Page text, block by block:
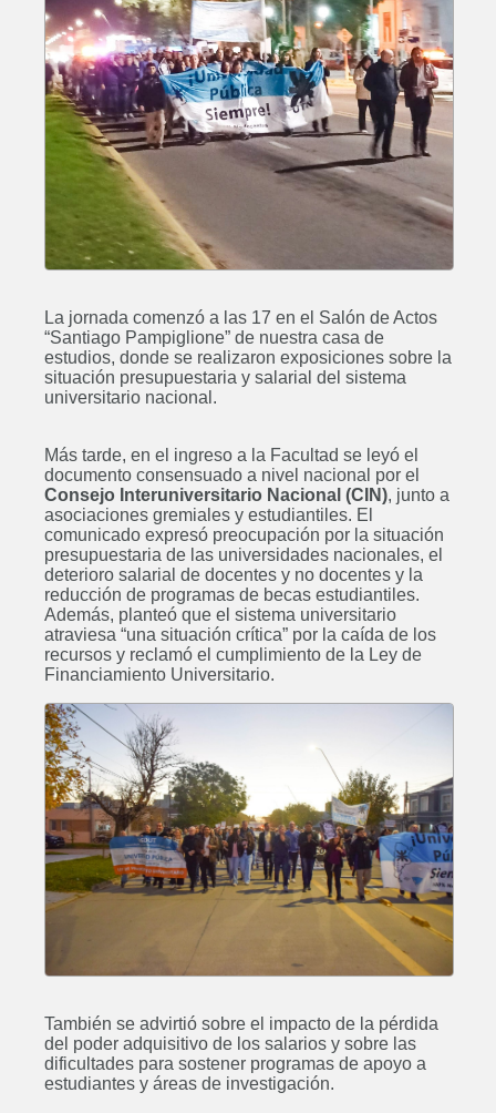
La jornada comenzó a las 17 en el Salón de Actos
“Santiago Pampiglione” de nuestra casa de
estudios, donde se realizaron exposiciones sobre la
situación presupuestaria y salarial del sistema
universitario nacional.
Más tarde, en el ingreso a la Facultad se leyó el
documento consensuado a nivel nacional por el
Consejo Interuniversitario Nacional (CIN), junto a
asociaciones gremiales y estudiantiles. El
comunicado expresó preocupación por la situación
presupuestaria de las universidades nacionales, el
deterioro salarial de docentes y no docentes y la
reducción de programas de becas estudiantiles.
Además, planteó que el sistema universitario
atraviesa “una situación crítica” por la caída de los
recursos y reclamó el cumplimiento de la Ley de
Financiamiento Universitario.
También se advirtió sobre el impacto de la pérdida
del poder adquisitivo de los salarios y sobre las
dificultades para sostener programas de apoyo a
estudiantes y áreas de investigación.